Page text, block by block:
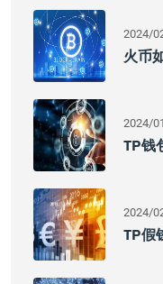
2024/
火币
2024/
TP钱
2024/
TP假